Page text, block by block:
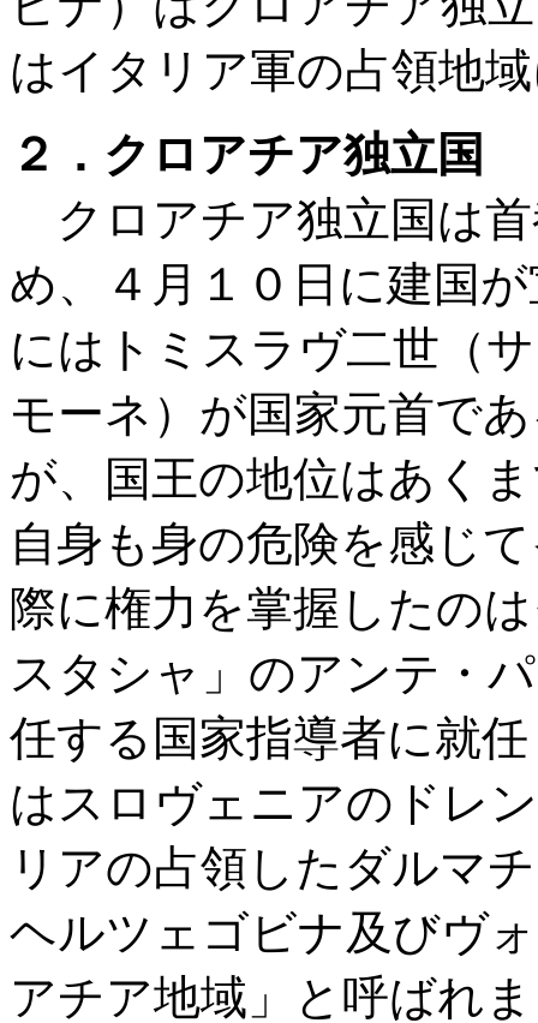
はイタリア軍の占領地
２．クロアチア独立国
クロアチア独立国は首
め、４月１０日に建国
にはトミスラヴ二世（
モーネ）が国家元首で
が、国王の地位はあく
自身も身の危険を感じ
際に権力を掌握したの
スタシャ」のアンテ・
任する国家指導者に就
はスロヴェニアのドレ
リアの占領したダルマ
ヘルツェゴビナ及びヴ
アチア地域」と呼ばれ